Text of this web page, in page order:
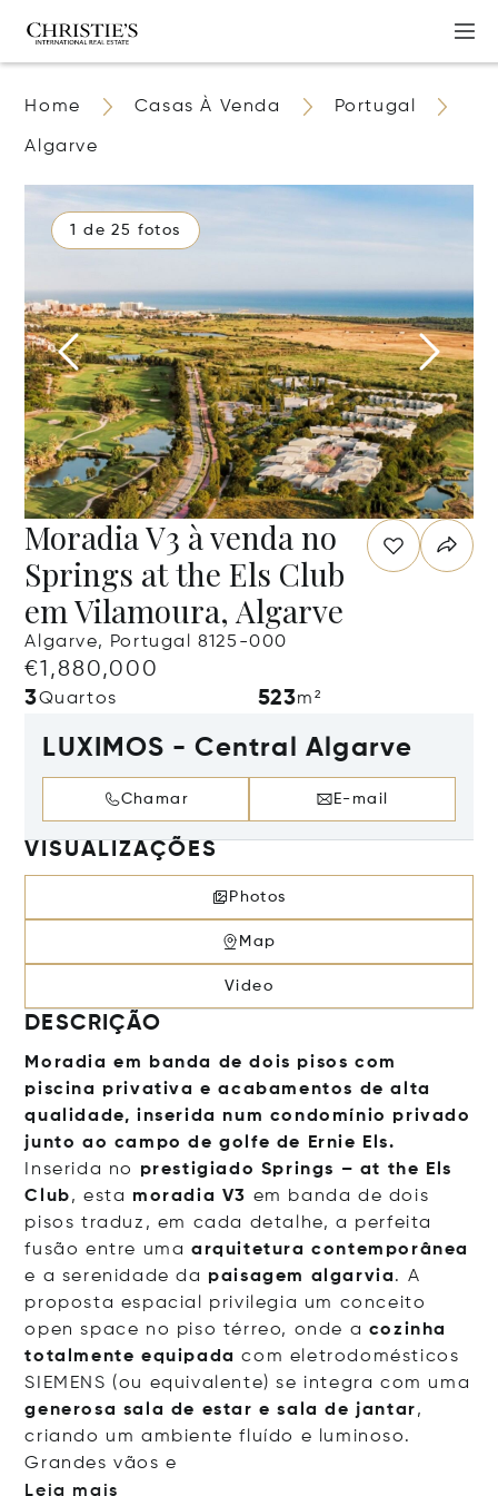
Home Casas À Venda Portugal
Algarve
1 de 25 fotos
Moradia V3 à venda no
Springs at the Els Club
em Vilamoura, Algarve
Algarve, Portugal 8125-000
€1,880,000
3Quartos 523m²
LUXIMOS - Central Algarve
Chamar E-mail
VISUALIZAÇÕES
Photos
Map
Video
DESCRIÇÃO
Moradia em banda de dois pisos com
piscina privativa e acabamentos de alta
qualidade, inserida num condomínio privado
junto ao campo de golfe de Ernie Els.
Inserida no prestigiado Springs – at the Els
Club, esta moradia V3 em banda de dois
pisos traduz, em cada detalhe, a perfeita
fusão entre umaarquitetura contemporânea
e a serenidade da paisagem algarvia. A
proposta espacial privilegia um conceito
open space no piso térreo, onde a cozinha
totalmente equipada com eletrodomésticos
SIEMENS (ou equivalente) se integra com uma
generosa sala de estar e sala de jantar,
criando um ambiente fluído e luminoso.
Grandes vãos e
Leia mais